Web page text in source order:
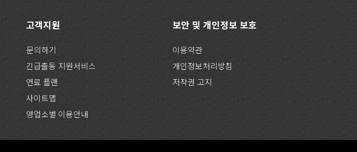
고객지원
문의하기
긴급출동 지원서비스
연료 플랜
사이트맵
영업소별 이용안내
보안 및 개인정보 보호
이용약관
개인정보처리방침
저작권 고지